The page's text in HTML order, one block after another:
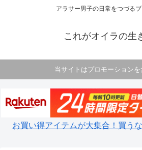
アラサー男子の日常をつづるブ
これがオイラの生
当サイトはプロモーションを
お買い得アイテムが大集合！買う